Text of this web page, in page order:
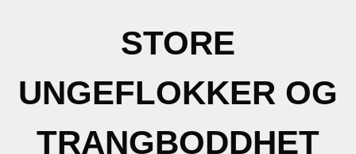
STORE
UNGEFLOKKER OG
TRANGBODDHET